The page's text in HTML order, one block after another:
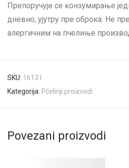
Препоручује се конзумирање
дневно, ујутру пре оброка. Не
алергичним на пчелиње
SKU: 16131
Kategorija: Pčelinji proizvodi
Povezani proizvodi